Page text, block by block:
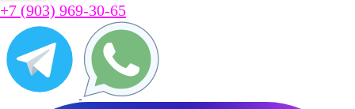
+7 (903) 969-30-65